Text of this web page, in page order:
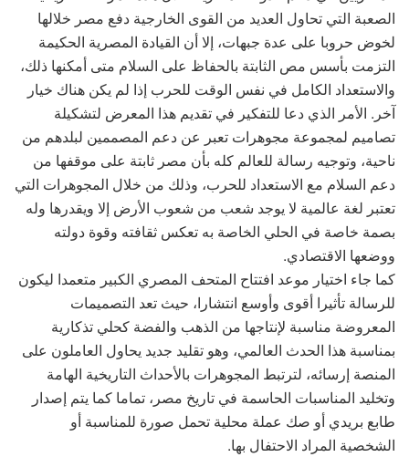
الصعبة التي تحاول العديد من القوى الخارجية دفع مصر خلالها
لخوض حروبا على عدة جبهات، إلا أن القيادة المصرية الحكيمة
التزمت بأسس مص الثابتة بالحفاظ على السلام متى أمكنها ذلك،
والاستعداد الكامل في نفس الوقت للحرب إذا لم يكن هناك خيار
آخر. الأمر الذي دعا للتفكير في تقديم هذا المعرض لتشكيلة
تصاميم لمجموعة مجوهرات تعبر عن دعم المصممين لبلدهم من
ناحية، وتوجيه رسالة للعالم كله بأن مصر ثابتة على موقفها من
دعم السلام مع الاستعداد للحرب، وذلك من خلال المجوهرات التي
تعتبر لغة عالمية لا يوجد شعب من شعوب الأرض إلا ويقدرها وله
بصمة خاصة في الحلي الخاصة به تعكس ثقافته وقوة دولته
ووضعها الاقتصادي.
كما جاء اختيار موعد افتتاح المتحف المصري الكبير متعمدا ليكون
للرسالة تأثيرا أقوى وأوسع انتشارا، حيث تعد التصميمات
المعروضة مناسبة لإنتاجها من الذهب والفضة كحلي تذكارية
بمناسبة هذا الحدث العالمي، وهو تقليد جديد يحاول العاملون على
المنصة إرسائه، لترتبط المجوهرات بالأحداث التاريخية الهامة
وتخليد المناسبات الحاسمة في تاريخ مصر، تماما كما يتم إصدار
طابع بريدي أو صك عملة محلية تحمل صورة للمناسبة أو
الشخصية المراد الاحتفال بها.